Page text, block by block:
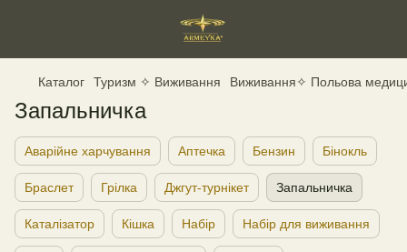
Каталог Туризм ✧ Виживання Виживання✧ Польова
Запальничка
Аварійне харчування Аптечка Бензин Бінокль
Браслет Грілка Джгут-турнікет Запальничка
Каталізатор Кішка Набір Набір для виживання